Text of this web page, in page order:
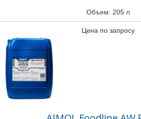
Объем: 205 л
Цена по запросу